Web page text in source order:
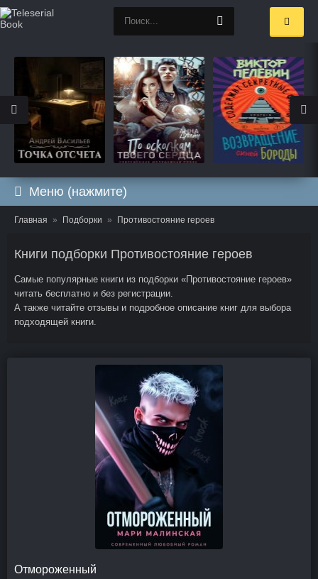
Меню (нажмите)
Главная Подборки Противостояние героев
Книги подборки Противостояние героев
Самые популярные книги из подборки «Противостояние героев»
читать бесплатно и без регистрации.
А также читайте отзывы и подробное описание книг для выбора
подходящей книги.
Отмороженный